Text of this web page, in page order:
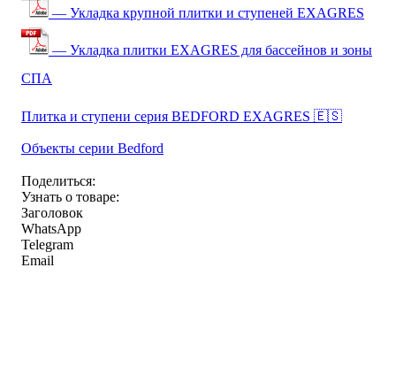
— Укладка крупной плитки и ступеней EXAGRES
— Укладка плитки EXAGRES для бассейнов и зоны
СПА
Плитка и ступени серия BEDFORD EXAGRES 🇪🇸
Объекты серии Bedford
Поделиться:
Узнать о товаре:
Заголовок
WhatsApp
Telegram
Email